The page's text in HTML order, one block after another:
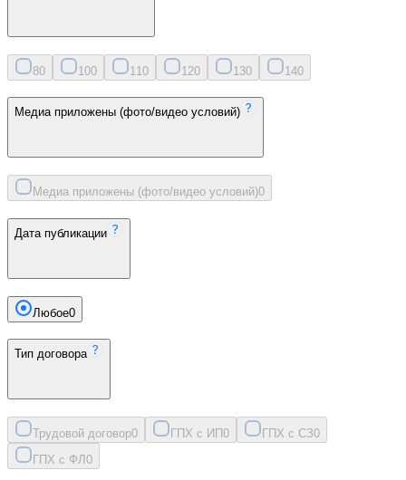
80 100 11 0 120 130 140
Медиа приложены (фото/видео условий)
Медиа приложены (фото/видео условий)0
Дата публикации
Любое0
Тип договора
Трудовой договор0 ГПХ с ИП0 ГПХ с СЗ0
ГПХ с ФЛ 0